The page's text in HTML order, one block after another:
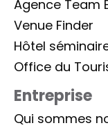
Agence Team
Venue Finder
Hôtel
Office du
Entreprise
Qui sommes